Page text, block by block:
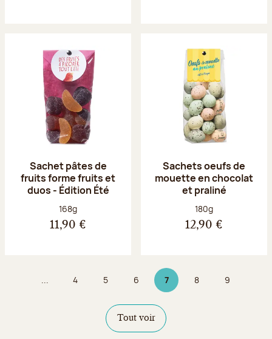
Sachet pâtes de
fruits forme fruits et
duos - Édition Été
Poids net :
168g
11,90 €
Sachets oeufs de
mouette en chocolat
et praliné
Poids net :
180g
12,90 €
... Page
4 Page
5 Page
6 7Page 7 sur 9
Page
8 Page
9
Tout voir